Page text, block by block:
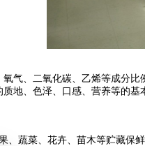
气、二氧化碳、乙烯等成分
地、色泽、口感、营养等的
、蔬菜、花卉、苗木等贮藏保鲜